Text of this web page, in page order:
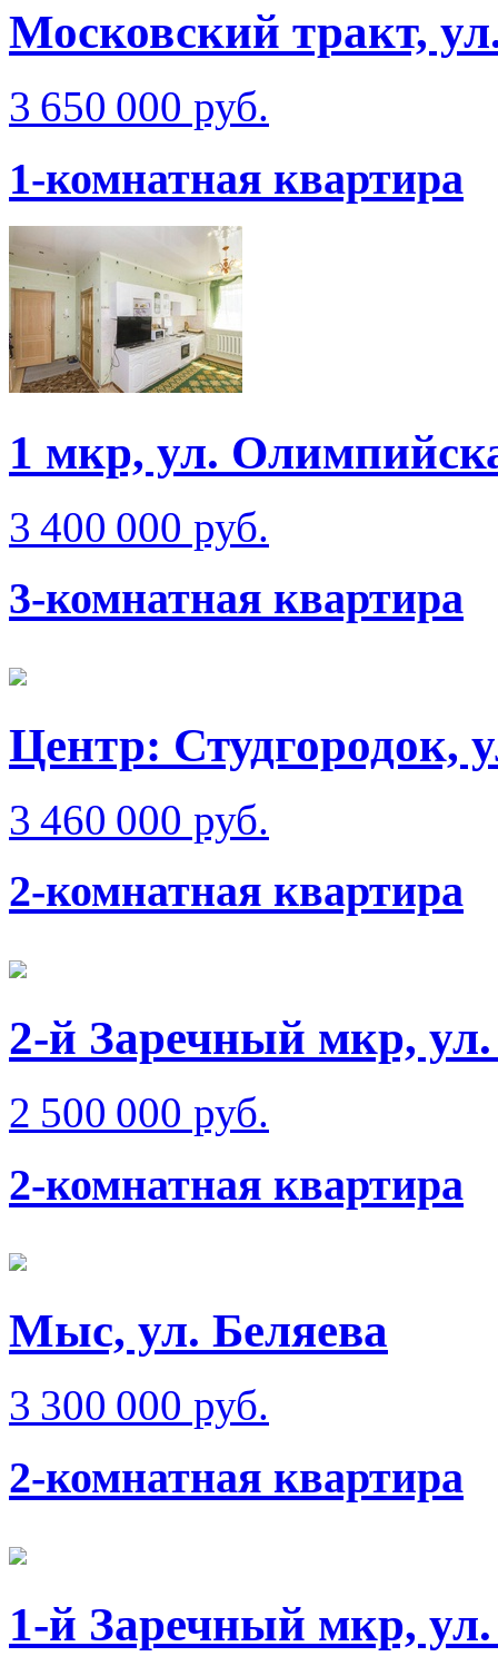
Московский тракт,
3 650 000 руб.
1-комнатная квартира
1 мкр, ул.
3 400 000 руб.
3-комнатная квартира
Центр: Студгородок,
3 460 000 руб.
2-комнатная квартира
2-й Заречный мкр,
2 500 000 руб.
2-комнатная квартира
Мыс, ул. Беляева
3 300 000 руб.
2-комнатная квартира
1-й Заречный мкр,